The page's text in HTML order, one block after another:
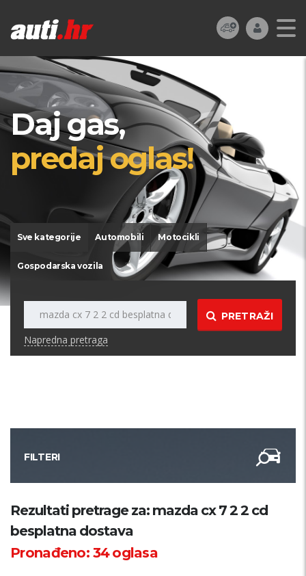
Daj gas,
predaj oglas!
Sve kategorije Automobili Motocikli
Gospodarska vozila
PRETRAŽI
Napredna pretraga
FILTERI
Kategorija
Županija
Rezultati pretrage za: mazda cx 7 2 2 cd
besplatna dostava
Pronađeno:34oglasa